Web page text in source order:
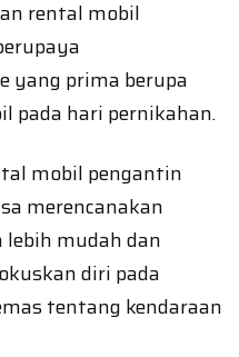
rental mobil
yang prima berupa
pada hari pernikahan.
mobil pengantin
merencanakan
lebih mudah dan
diri pada
tentang kendaraan